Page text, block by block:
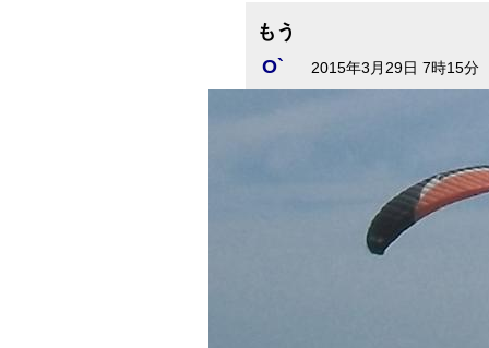
もう
O`
2015年3月29日 7時15分